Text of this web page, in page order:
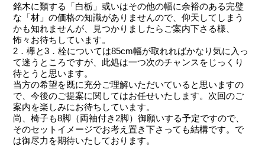
銘木に類する「白栃」或いはその他の幅に余裕のある完璧
な「材」の価格の知識がありませんので、仰天してしまう
かも知れませんが、見つかりましたらご案内下さる様、
怖々お待ちしています。
2．欅と3．栓については85cm幅が取れればかなり気に入っ
て迷うところですが、此処は一つ次のチャンスをじっくり
待とうと思います。
当方の希望を既に充分ご理解いただいていると思いますの
で、今後のご提案に関してはお任せいたします。次回のご
案内を楽しみにお待ちしています。
尚、椅子も8脚（両袖付き2脚）御願いする予定ですので、
そのセットイメージでお考え置き下さっても結構です。で
は御尽力を期待いたしております。